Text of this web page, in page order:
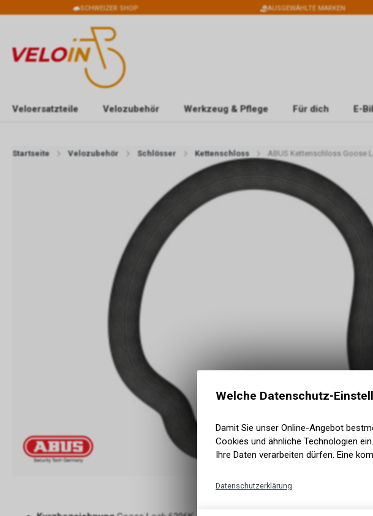
SCHWEIZER SHOP AUSGEWÄHLTE MARKEN
Veloersatzteile Velozubehör Werkzeug & Pflege Für dich E-
Startseite Velozubehör Schlösser Kettenschloss ABUS Kettenschloss Goose
Welche Datenschutz-
Damit Sie unser Online-Angebot
Cookies und ähnliche Technologien
Ihre Daten verarbeiten dürfen. Eine
Datenschutzerklärung